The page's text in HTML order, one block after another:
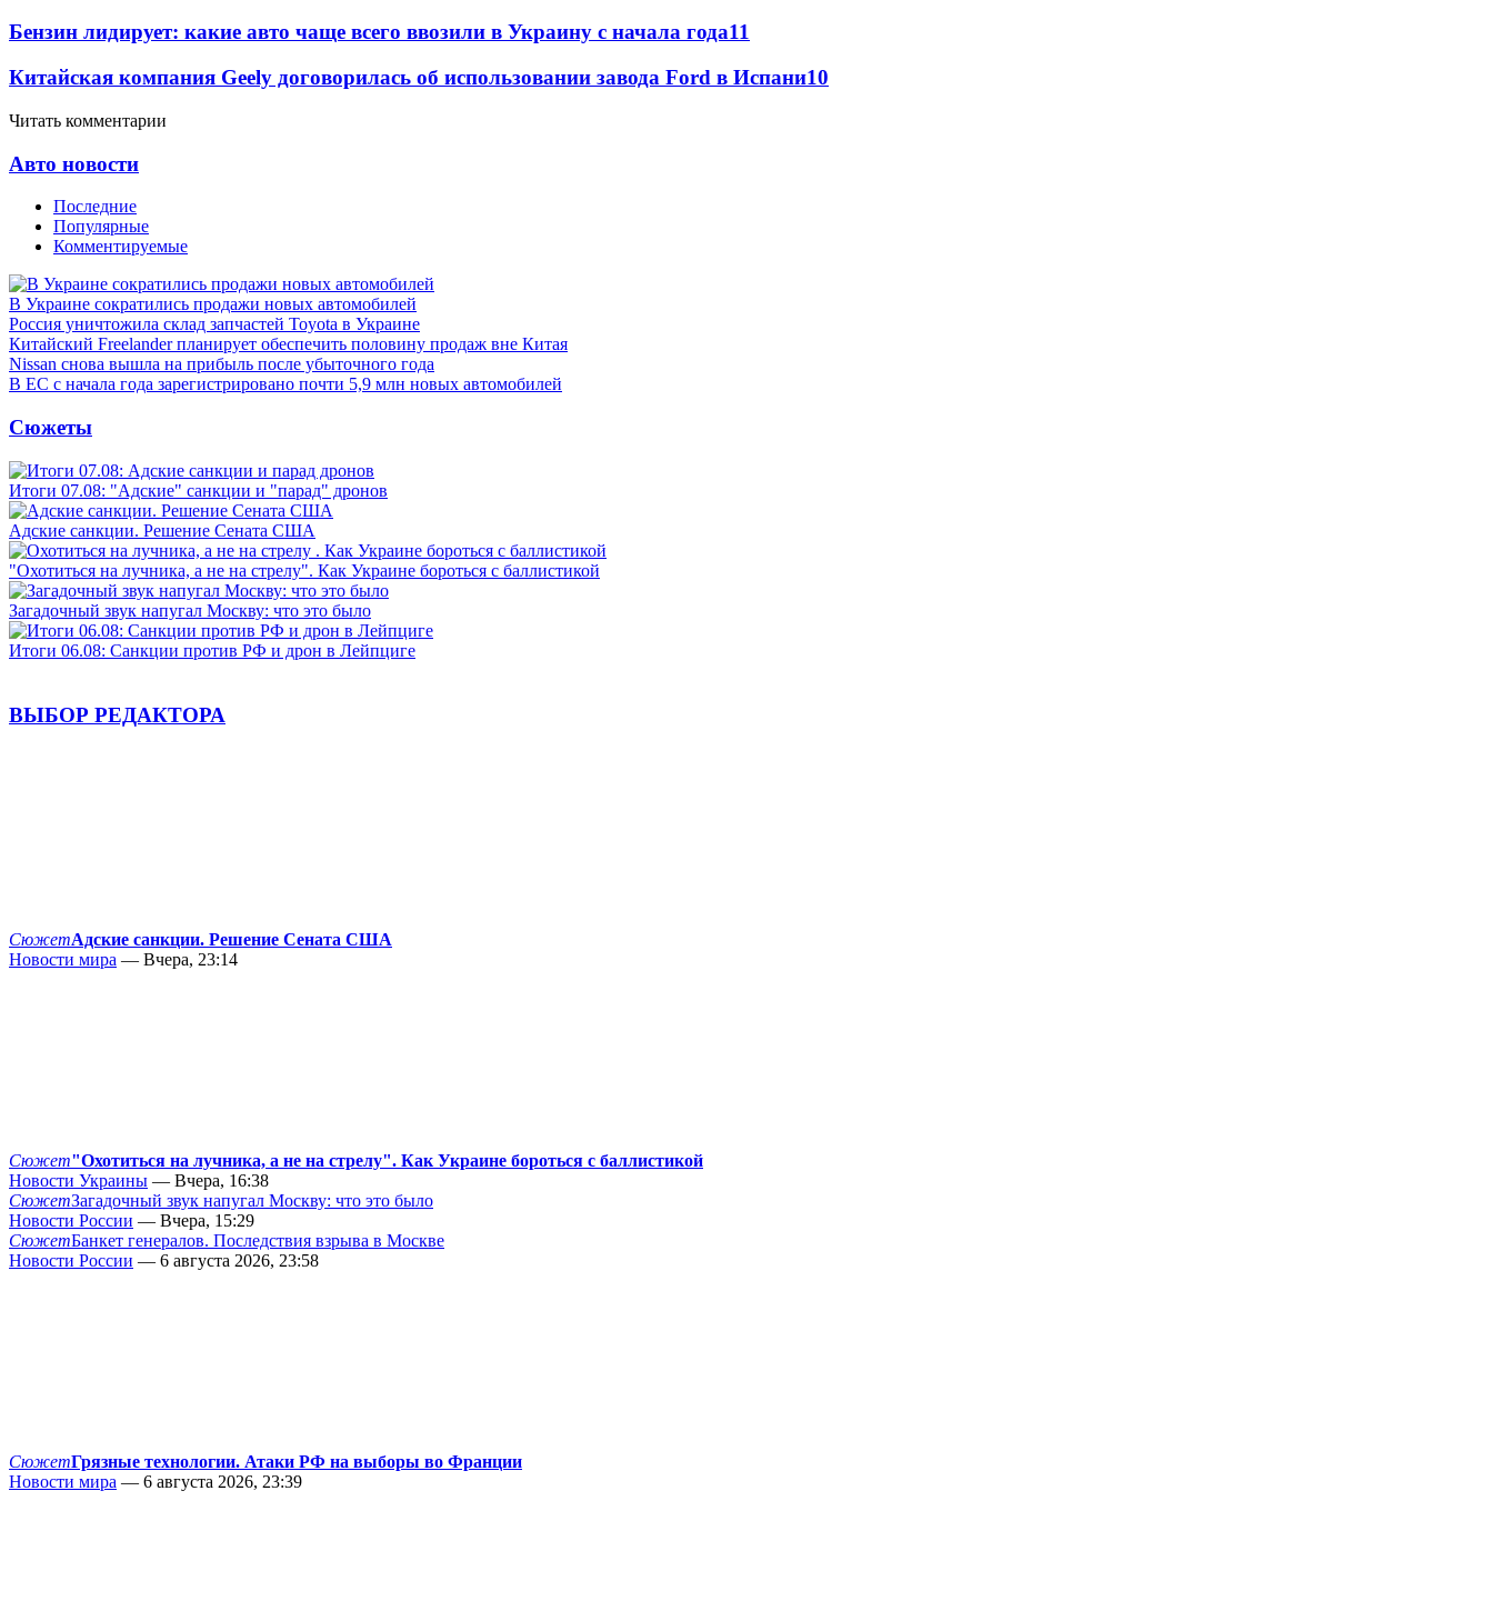
Бензин лидирует: какие авто чаще всего ввозили в Украину с начала года11
Китайская компания Geely договорилась об использовании завода Ford в Испани10
Читать комментарии
Авто новости
Последние
Популярные
Комментируемые
В Украине сократились продажи новых автомобилей
Россия уничтожила склад запчастей Toyota в Украине
Китайский Freelander планирует обеспечить половину продаж вне Китая
Nissan снова вышла на прибыль после убыточного года
В ЕС с начала года зарегистрировано почти 5,9 млн новых автомобилей
Сюжеты
Итоги 07.08: "Адские" санкции и "парад" дронов
Адские санкции. Решение Сената США
"Охотиться на лучника, а не на стрелу". Как Украине бороться с баллистикой
Загадочный звук напугал Москву: что это было
Итоги 06.08: Санкции против РФ и дрон в Лейпциге
ВЫБОР РЕДАКТОРА
СюжетАдские санкции. Решение Сената США
Новости мира — Вчера, 23:14
Сюжет"Охотиться на лучника, а не на стрелу". Как Украине бороться с баллистикой
Новости Украины — Вчера, 16:38
СюжетЗагадочный звук напугал Москву: что это было
Новости России — Вчера, 15:29
СюжетБанкет генералов. Последствия взрыва в Москве
Новости России — 6 августа 2026, 23:58
СюжетГрязные технологии. Атаки РФ на выборы во Франции
Новости мира — 6 августа 2026, 23:39